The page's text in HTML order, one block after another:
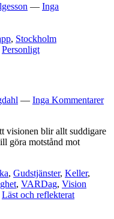
— Inga
, Stockholm
Personligt
— Inga Kommentarer
visionen blir allt suddigare
göra motstånd mot
, Gudstjänster, Keller,
, VARDag, Vision
Läst och reflekterat